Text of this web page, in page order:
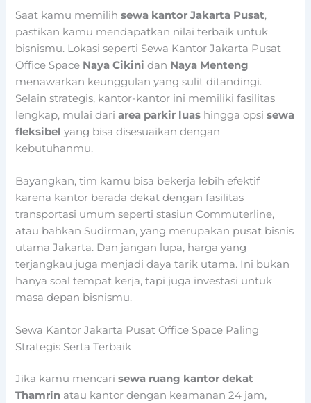
Saat kamu memilihsewa kantor Jakarta Pusat,
pastikan kamu mendapatkan nilai terbaik untuk
bisnismu. Lokasi seperti Sewa Kantor Jakarta Pusat
Office Space Naya Cikini dan Naya Menteng
menawarkan keunggulan yang sulit ditandingi.
Selain strategis, kantor-kantor ini memiliki fasilitas
lengkap, mulai dariarea parkir luas hingga opsisewa
fleksibel yang bisa disesuaikan dengan
kebutuhanmu.
Bayangkan, tim kamu bisa bekerja lebih efektif
karena kantor berada dekat dengan fasilitas
transportasi umum seperti stasiun Commuterline,
atau bahkan Sudirman, yang merupakan pusat bisnis
utama Jakarta. Dan jangan lupa, harga yang
terjangkau juga menjadi daya tarik utama. Ini bukan
hanya soal tempat kerja, tapi juga investasi untuk
masa depan bisnismu.
Sewa Kantor Jakarta Pusat Office Space Paling
Strategis Serta Terbaik
Jika kamu mencarisewa ruang kantor dekat
Thamrin atau kantor dengan keamanan 24 jam,